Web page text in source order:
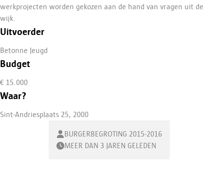
werkprojecten worden gekozen aan de hand van vragen uit de
wijk.
Uitvoerder
Betonne Jeugd
Budget
€ 15.000
Waar?
Sint-Andriesplaats 25, 2000
BURGERBEGROTING 2015-2016
MEER DAN 3 JAREN GELEDEN